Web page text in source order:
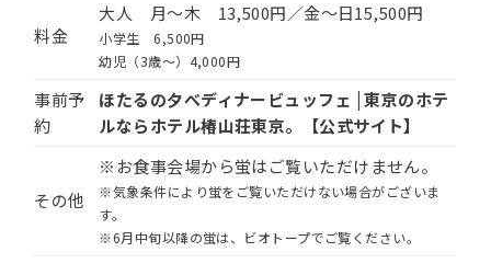
料金
大人 月～木 13,500円／金～日15,500円
小学生6,500円
幼児（3歳～） 4,000円
事前予
約
ほたるの夕べディナービュッフェ | 東京のホテ
ルならホテル椿山荘東京。【公式サイト】
その他
※お食事会場から蛍はご覧いただけません。
※気象条件により蛍をご覧いただけない場合がございま
す。
※6月中旬以降の蛍は、ビオトープでご覧ください。